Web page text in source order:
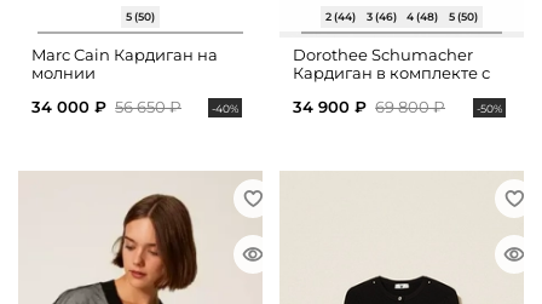
5 (50)
Marc Cain Кардиган на
молнии
34 000 ₽ 56 650 ₽ -40%
2 (44) 3 (46) 4 (48) 5 (50)
Dorothee Schumacher
Кардиган в комплекте с
34 900 ₽ 69 800 ₽ -50%